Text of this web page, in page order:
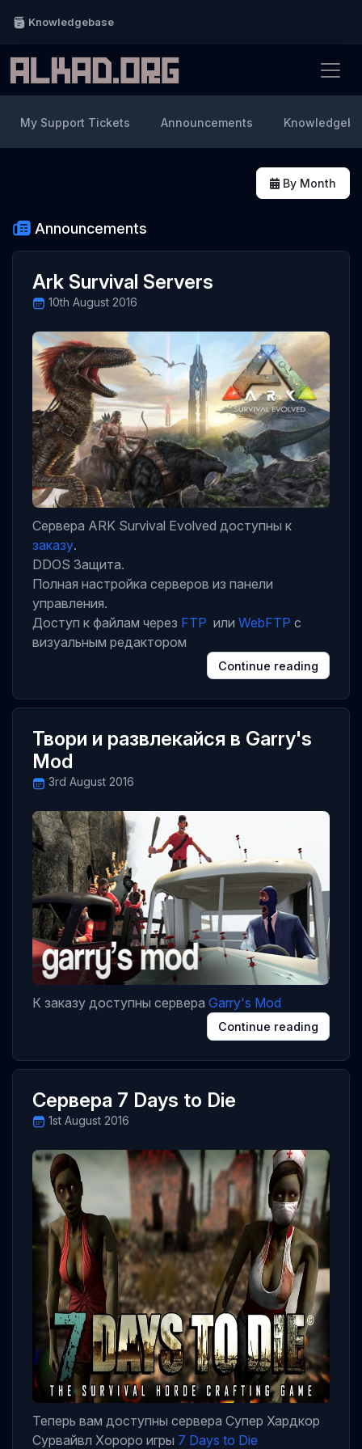
Knowledgebase
By Month
My Support Tickets Announcements
Announcements
Ark Survival Servers
10th August 2016
Сервера ARK Survival Evolved доступны к
заказу.
DDOS Защита.
Полная настройка серверов из панели
управления.
Доступ к файлам через FTP или WebFTP с
визуальным редактором
Continue reading
Твори и развлекайся в Garry's
Mod
3rd August 2016
К заказу доступны сервера Garry's Mod
Continue reading
Сервера 7 Days to Die
1st August 2016
Теперь вам доступны сервера Супер Хардкор
Сурвайвл Хороро игры 7 Days to Die